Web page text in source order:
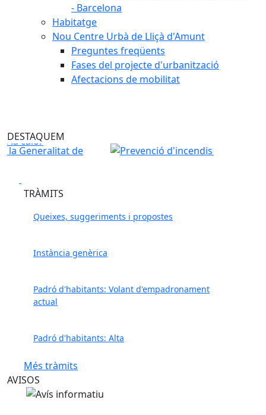
- Barcelona
Habitatge
Nou Centre Urbà de Lliçà d'Amunt
Preguntes freqüents
Fases del projecte d'urbanització
Afectacions de mobilitat
DESTAQUEM
Prohibit fer foc al bosc
actual
AVISOS